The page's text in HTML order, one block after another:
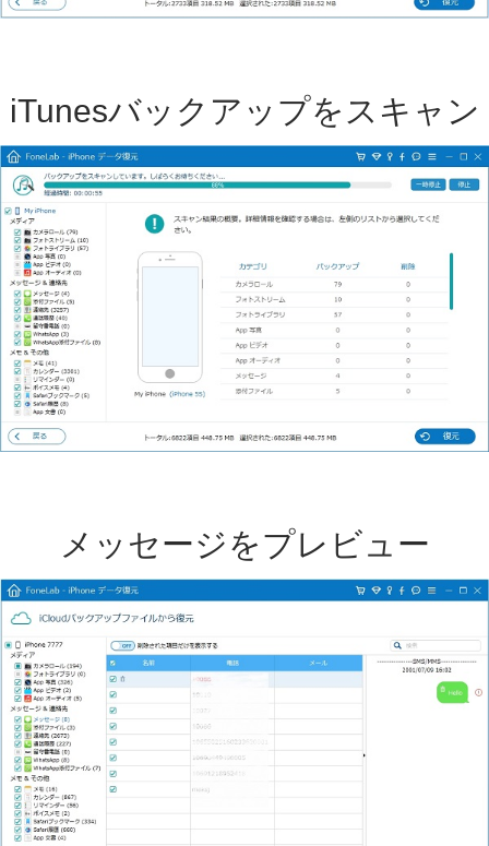
iTunesバックアップをスキャン
メッセージをプレビュー